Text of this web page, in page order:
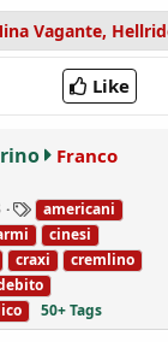
Vagante,
Like
Franco
T
a
g
s
americani
cinesi
craxi
cremlino
50+ Tags